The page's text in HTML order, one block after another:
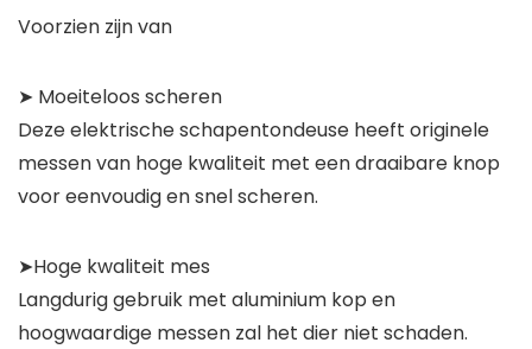
Voorzien zijn van
➤ Moeiteloos scheren
Deze elektrische schapentondeuse heeft originele
messen van hoge kwaliteit met een draaibare knop
voor eenvoudig en snel scheren.
➤Hoge kwaliteit mes
Langdurig gebruik met aluminium kop en
hoogwaardige messen zal het dier niet schaden.